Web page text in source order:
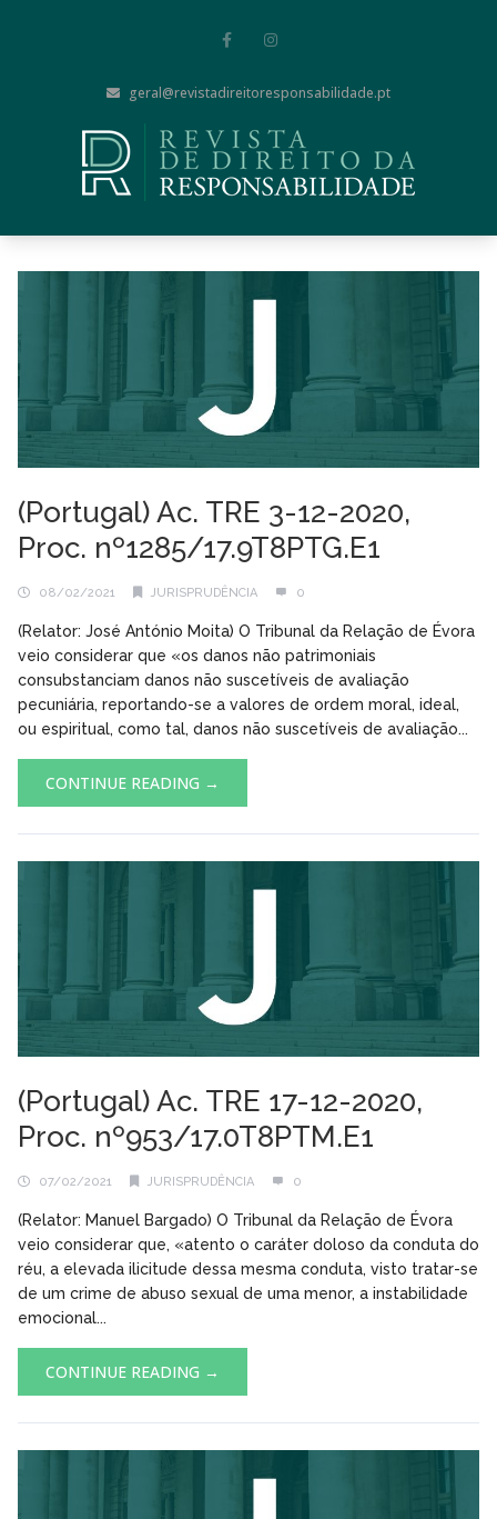
geral@revistadireitoresponsabilidade.pt
(Portugal) Ac. TRE 3-12-2020,
Proc. nº1285/17.9T8PTG.E1
08/02/2021 JURISPRUDÊNCIA 0
(Relator: José António Moita) O Tribunal da Relação de Évora
veio considerar que «os danos não patrimoniais
consubstanciam danos não suscetíveis de avaliação
pecuniária, reportando-se a valores de ordem moral, ideal,
ou espiritual, como tal, danos não suscetíveis de avaliação...
CONTINUE READING →
(Portugal) Ac. TRE 17-12-2020,
Proc. nº953/17.0T8PTM.E1
07/02/2021 JURISPRUDÊNCIA 0
(Relator: Manuel Bargado) O Tribunal da Relação de Évora
veio considerar que, «atento o caráter doloso da conduta do
réu, a elevada ilicitude dessa mesma conduta, visto tratar-se
de um crime de abuso sexual de uma menor, a instabilidade
emocional...
CONTINUE READING →